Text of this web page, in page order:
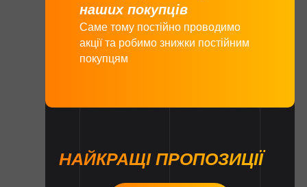
наших покупців
Саме тому постійно проводимо
акції та робимо знижки постійним
покупцям
НАЙКРАЩІ ПРОПОЗИЦІЇ